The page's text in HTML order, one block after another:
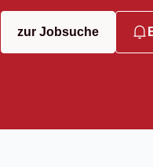
zur Jobsuche